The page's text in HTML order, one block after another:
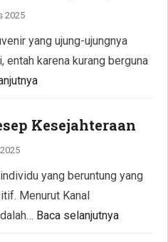
2025
yang ujung-ujungnya
entah karena kurang berguna
Kesejahteraan
yang beruntung yang
Menurut Kanal
Baca selanjutnya